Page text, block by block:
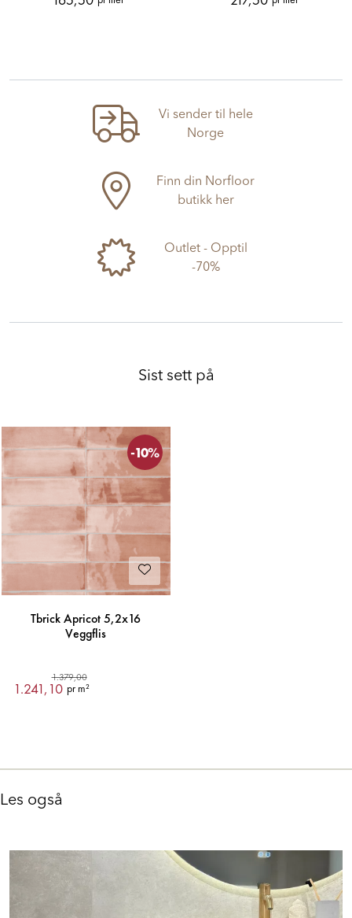
Vi sender til hele
Norge
Finn din Norfloor
butikk her
Outlet - Opptil
-70%
Sist sett på
-10%
Tbrick Apricot 5,2x16
Veggflis
1.379,00
1.241,10 pr m²
Les også